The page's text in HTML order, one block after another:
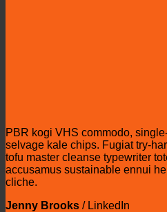
PBR kogi VHS commodo,
selvage kale chips. Fugiat try-
tofu master cleanse typewriter
accusamus sustainable ennui
cliche.
Jenny Brooks / LinkedIn